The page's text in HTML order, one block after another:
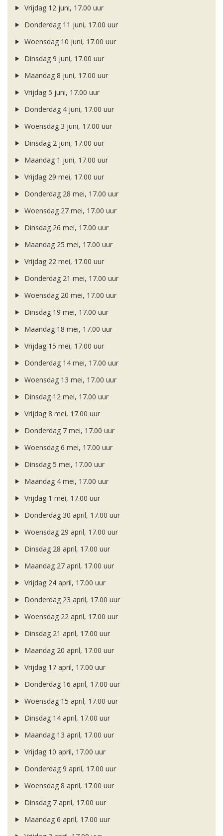
Vrijdag 12 juni, 17.00 uur
Donderdag 11 juni, 17.00 uur
Woensdag 10 juni, 17.00 uur
Dinsdag 9 juni, 17.00 uur
Maandag 8 juni, 17.00 uur
Vrijdag 5 juni, 17.00 uur
Donderdag 4 juni, 17.00 uur
Woensdag 3 juni, 17.00 uur
Dinsdag 2 juni, 17.00 uur
Maandag 1 juni, 17.00 uur
Vrijdag 29 mei, 17.00 uur
Donderdag 28 mei, 17.00 uur
Woensdag 27 mei, 17.00 uur
Dinsdag 26 mei, 17.00 uur
Maandag 25 mei, 17.00 uur
Vrijdag 22 mei, 17.00 uur
Donderdag 21 mei, 17.00 uur
Woensdag 20 mei, 17.00 uur
Dinsdag 19 mei, 17.00 uur
Maandag 18 mei, 17.00 uur
Vrijdag 15 mei, 17.00 uur
Donderdag 14 mei, 17.00 uur
Woensdag 13 mei, 17.00 uur
Dinsdag 12 mei, 17.00 uur
Vrijdag 8 mei, 17.00 uur
Donderdag 7 mei, 17.00 uur
Woensdag 6 mei, 17.00 uur
Dinsdag 5 mei, 17.00 uur
Maandag 4 mei, 17.00 uur
Vrijdag 1 mei, 17.00 uur
Donderdag 30 april, 17.00 uur
Woensdag 29 april, 17.00 uur
Dinsdag 28 april, 17.00 uur
Maandag 27 april, 17.00 uur
Vrijdag 24 april, 17.00 uur
Donderdag 23 april, 17.00 uur
Woensdag 22 april, 17.00 uur
Dinsdag 21 april, 17.00 uur
Maandag 20 april, 17.00 uur
Vrijdag 17 april, 17.00 uur
Donderdag 16 april, 17.00 uur
Woensdag 15 april, 17.00 uur
Dinsdag 14 april, 17.00 uur
Maandag 13 april, 17.00 uur
Vrijdag 10 april, 17.00 uur
Donderdag 9 april, 17.00 uur
Woensdag 8 april, 17.00 uur
Dinsdag 7 april, 17.00 uur
Maandag 6 april, 17.00 uur